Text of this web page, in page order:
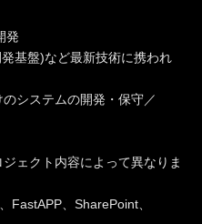
発
基盤)など最新技術に携われ
システムの開発・保守／
ェクト内容によって異なりま
FastAPP、SharePoint、